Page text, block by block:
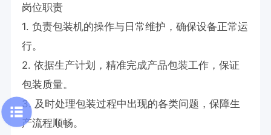
岗位职责
1. 负责包装机的操作与日常维护，确保设备正常运
行。
2. 依据生产计划，精准完成产品包装工作，保证
包装质量。
3. 及时处理包装过程中出现的各类问题，保障生
产流程顺畅。